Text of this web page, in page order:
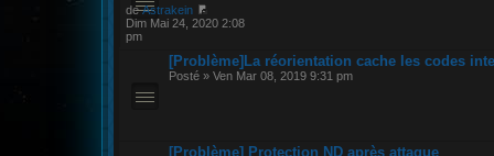
deAstrakein
Dim Mai 24, 2020 2:08
pm
[Problème]La réorientation cache les codes
Posté » Ven Mar 08, 2019 9:31 pm
[Problème] Protection ND après attaque